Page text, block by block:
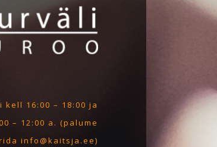
16:00 – 18:00 ja
– 12:00 a. (palume
info@kaitsja.ee)